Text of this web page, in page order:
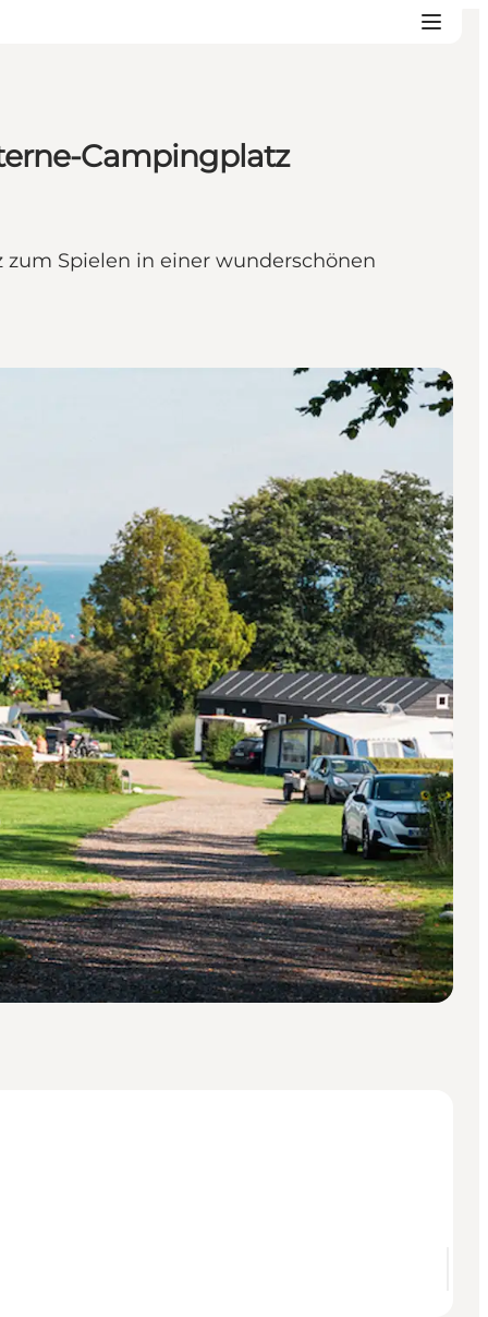
Campingplatz
Spielen in einer wunderschönen